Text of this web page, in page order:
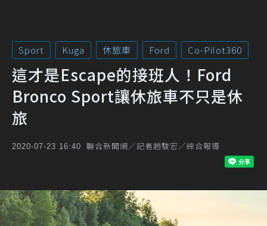
Sport Kuga 休旅車 Ford Co-Pilot360
這才是Escape的接班人！Ford
Bronco Sport讓休旅車不只是休
旅
2020-07-23 16:40 聯合新聞網／記者趙駿宏／綜合報導